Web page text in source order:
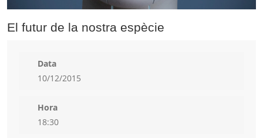
El futur de la nostra espècie
Data
10/12/2015
Hora
18:30